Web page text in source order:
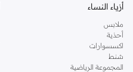
أزياء النساء
ملابس
أحذية
اكسسوارات
شنط
المجموعة الرياضية